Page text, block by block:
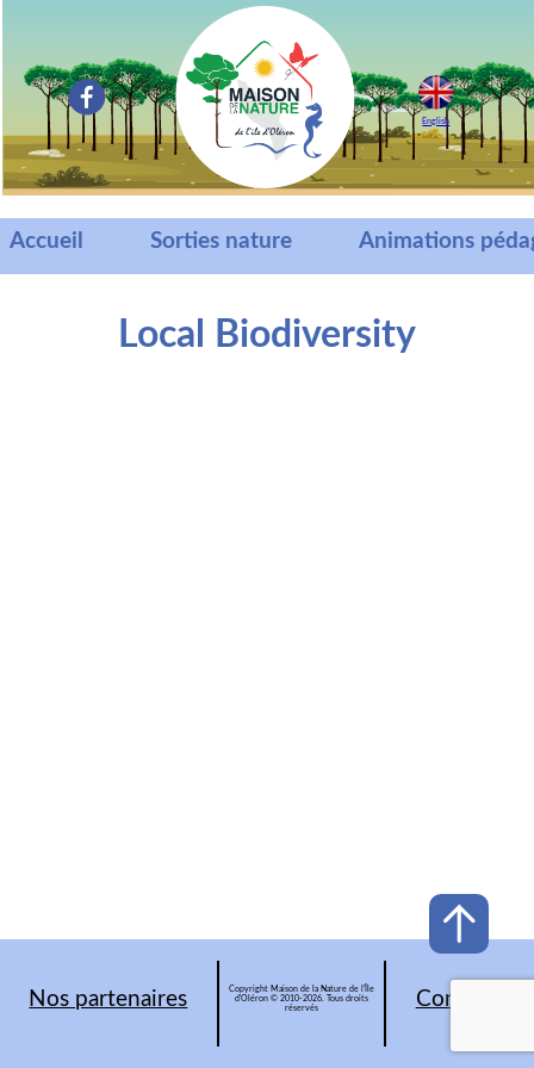
English
Accueil Sorties nature Animations
Local Biodiversity
Nos partenaires
Copyright Maison de la Nature de l'Île
d'Oléron © 2010-2026. Tous droits
réservés
Contacts